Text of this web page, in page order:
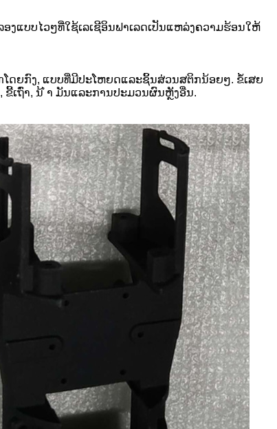
ງແບບໄວໆທີ່ໃຊ້ເລເຊີອິນຟາເລດເປັນແຫລ່ງຄວາມຮ້ອນໃຫ້
ດຍກົງ, ແບບທີ່ມີປະໂຫຍດແລະຊິ້ນສ່ວນສຕິກນ້ອຍໆ. ຂໍ້ເສຍ
ເຖົ່າ, ນ້ ຳ ມັນແລະການປະມວນຜົນຫຼັງອື່ນ.